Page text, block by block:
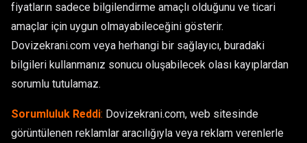
fiyatların sadece bilgilendirme amaçlı olduğunu ve ticari
amaçlar için uygun olmayabileceğini gösterir.
Dovizekrani.com veya herhangi bir sağlayıcı, buradaki
bilgileri kullanmanız sonucu oluşabilecek olası kayıplardan
sorumlu tutulamaz.
Sorumluluk Reddi: Dovizekrani.com, web sitesinde
görüntülenen reklamlar aracılığıyla veya reklam verenlerle